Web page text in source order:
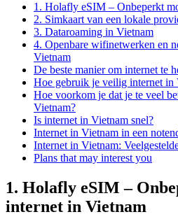
1. Holafly eSIM – Onbeperkt
2. Simkaart van een lokale
3. Dataroaming in Vietnam
4. Openbare wifinetwerken en
Vietnam
De beste manier om internet te
Hoe gebruik je veilig internet in
Hoe voorkom je dat je te veel
Vietnam?
Is internet in Vietnam snel?
Internet in Vietnam in een
Internet in Vietnam:
Plans that may interest you
1. Holafly eSIM –
internet in Vietnam